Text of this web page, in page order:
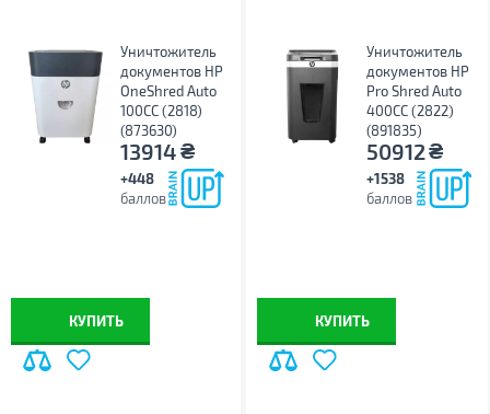
Уничтожитель
документов HP
OneShred Auto
100CC (2818)
(873630)
13914₴
+448
баллов
КУПИТЬ
Уничтожитель
документов HP
Pro Shred Auto
400CC (2822)
(891835)
50912₴
+1538
баллов
КУПИТЬ